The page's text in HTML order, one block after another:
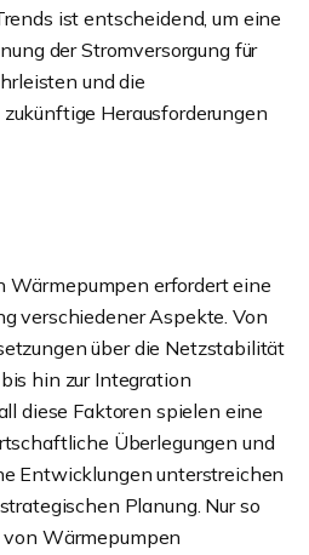
ist entscheidend, um eine
der Stromversorgung für
und die
Herausforderungen
Wärmepumpen erfordert eine
verschiedener Aspekte. Von
über die Netzstabilität
hin zur Integration
diese Faktoren spielen eine
Überlegungen und
Entwicklungen unterstreichen
Planung. Nur so
Wärmepumpen